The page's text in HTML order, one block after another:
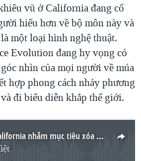
HÒA Ở VIỆT NAM
KIM TẠI VIỆT NAM
CHÍNH PHỦ VIỆT NAM
SÓNG TRỘM HẢI SÂM
TIẾNG VỌNG TỪ NÔNG THÔN MỸ
vũ ở California đang cố
hiểu hơn về bộ môn này và
một loại hình nghệ thuật.
Evolution đang hy vọng có
nhìn của mọi người về múa
hợp phong cách nhảy phương
đi biểu diễn khắp thế giới.
Công ty khiêu vũ California nhắm mục tiêu xóa bỏ định kiến về múa bụng
currently available